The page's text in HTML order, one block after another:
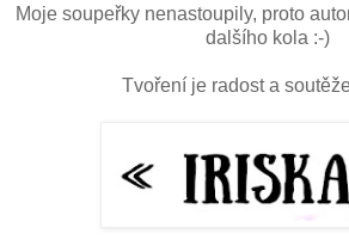
Moje soupeřky nenastoupily, proto
dalšího kola :-)
Tvoření je radost a